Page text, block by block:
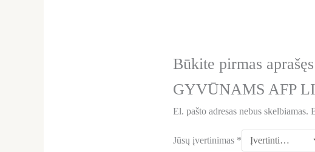
Būkite pirmas
GYVŪNAMS AFP
El. pašto adresas nebus skelbiamas.
Jūsų įvertinimas *